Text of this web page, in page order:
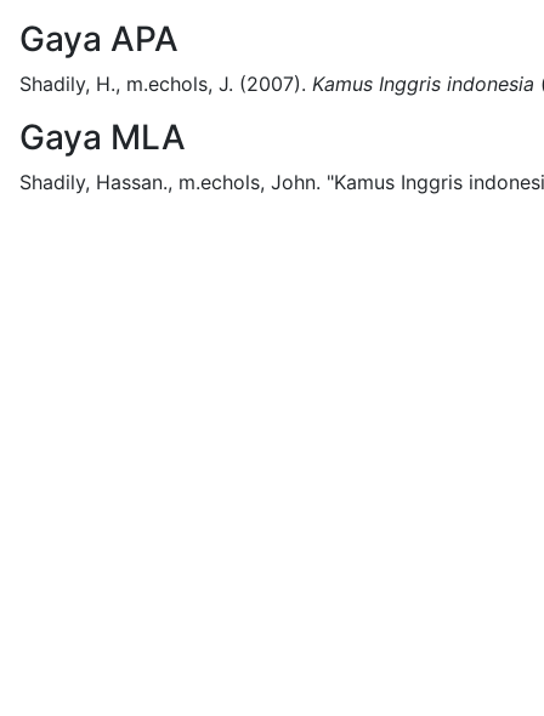
Gaya APA
Shadily, H., m.echols, J. (2007). Kamus Inggris indonesia
Gaya MLA
Shadily, Hassan., m.echols, John. "Kamus Inggris